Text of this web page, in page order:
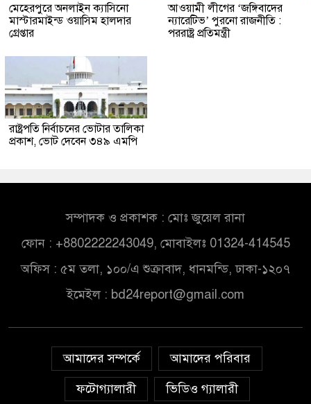
মেহেরপুরে অনলাইন ক্যাসিনো
মাস্টারমাইন্ড ওয়াসিম হালদার
গ্রেপ্তার
আওয়ামী লীগের ‘জঙ্গিবাদের
ন্যারেটিভ’ পুরনো রাজনীতি :
পররাষ্ট্র প্রতিমন্ত্রী
রাষ্ট্রপতি নির্বাচনের ভোটার তালিকা
প্রকাশ, ভোট দেবেন ৩৪৯ এমপি
সম্পাদক ও প্রকাশক : মোঃ জুয়েল রানা
ফোন : +8802222243049, মোবাইলঃ 01324-414545
অফিস : ৫ম তলা, ১০০/এ শুক্রাবাদ, ধানমন্ডি, ঢাকা-১২০৭
ইমেইল : bd24report@gmail.com
আমাদের সম্পর্কে
আমাদের পরিবার
ফটোগ্যালারী
ভিডিও গ্যালারী